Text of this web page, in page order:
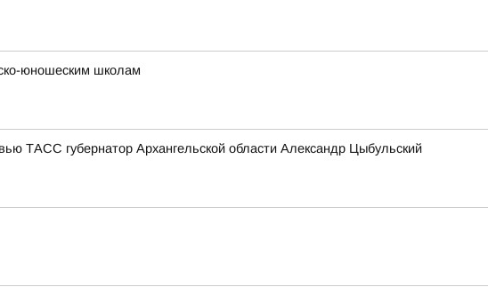
юношеским школам
ТАСС губернатор Архангельской области Александр Цыбульский